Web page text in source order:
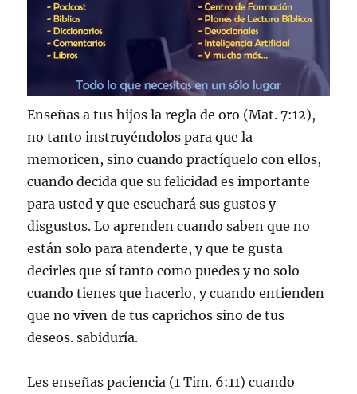
Enseñas a tus hijos la regla de oro (Mat. 7:12),
no tanto instruyéndolos para que la
memoricen, sino cuando practíquelo con ellos,
cuando decida que su felicidad es importante
para usted y que escuchará sus gustos y
disgustos. Lo aprenden cuando saben que no
están solo para atenderte, y que te gusta
decirles que sí tanto como puedes y no solo
cuando tienes que hacerlo, y cuando entienden
que no viven de tus caprichos sino de tus
deseos. sabiduría.
Les enseñas paciencia (1 Tim. 6:11) cuando